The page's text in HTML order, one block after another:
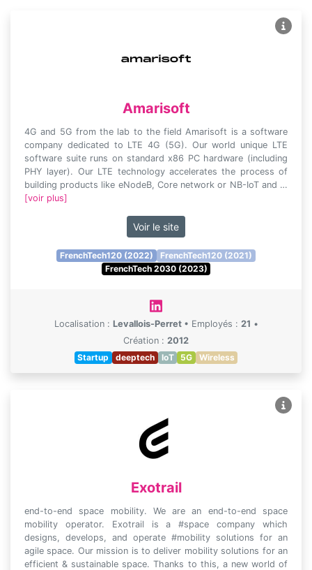
Amarisoft
4G and 5G from the lab to the field Amarisoft is a software
company dedicated to LTE 4G (5G). Our world unique LTE
software suite runs on standard x86 PC hardware (including
PHY layer). Our LTE technology accelerates the process of
building products like eNodeB, Core network or NB-IoT and …
[voir plus]
Voir le site
FrenchTech120 (2022)
FrenchTech120 (2021)
FrenchTech 2030 (2023)
Localisation : Levallois-Perret • Employés : 21 •
Création : 2012
Startup
deeptech IoT 5G Wireless
Exotrail
end-to-end space mobility. We are an end-to-end space
mobility operator. Exotrail is a #space company which
designs, develops, and operate #mobility solutions for an
agile space. Our mission is to deliver mobility solutions for an
efficient & sustainable space. Thanks to this, a new world of